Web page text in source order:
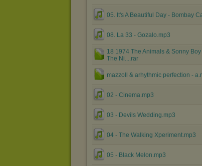
05. It's A Beautiful Day - Bombay
08. La 33 - Gozalo.mp3
18 1974 The Animals & Sonny
The Ni....rar
mazzoll & arhythmic perfection -
02 - Cinema.mp3
03 - Devils Wedding.mp3
04 - The Walking Xperiment.mp3
05 - Black Melon.mp3